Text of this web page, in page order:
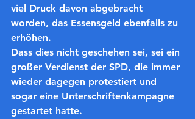
viel Druck davon abgebracht
worden, das Essensgeld ebenfalls zu
erhöhen.
Dass dies nicht geschehen sei, sei ein
großer Verdienst der SPD, die immer
wieder dagegen protestiert und
sogar eine Unterschriftenkampagne
gestartet hatte.